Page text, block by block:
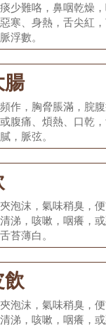
少難咯，鼻咽乾燥
寒、身熱，舌尖紅
浮數。
腸
作，胸脅脹滿，脘
腹痛、煩熱、口乾
，脈弦。
泡沫，氣味稍臭，
涕，咳嗽，咽癢，
苔薄白。
泡沫，氣味稍臭，
涕，咳嗽，咽癢，